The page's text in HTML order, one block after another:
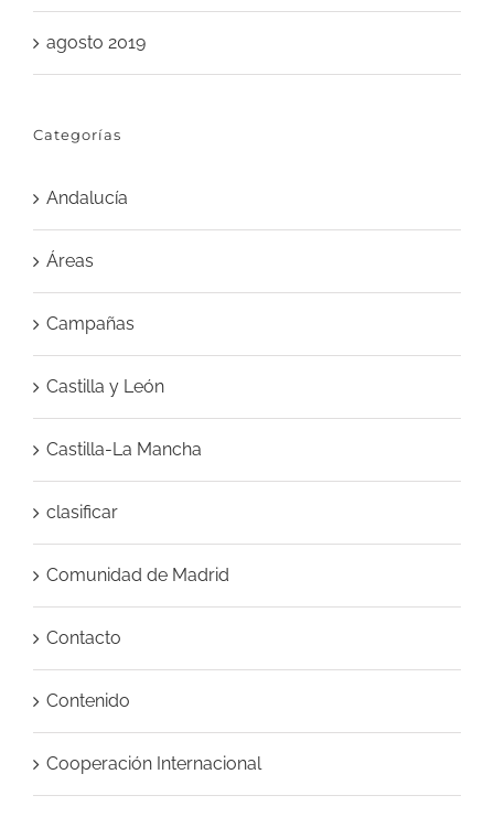
agosto 2019
Categorías
Andalucía
Áreas
Campañas
Castilla y León
Castilla-La Mancha
clasificar
Comunidad de Madrid
Contacto
Contenido
Cooperación Internacional